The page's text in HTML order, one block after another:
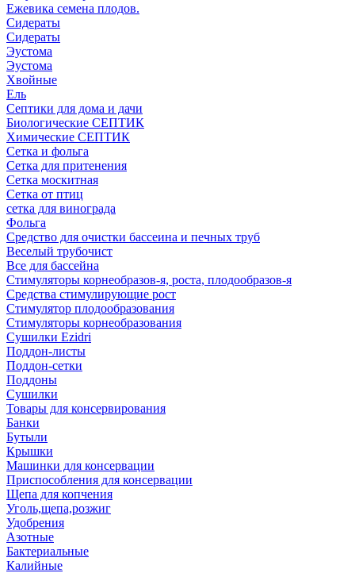
Ежевика семена плодов.
Сидераты
Сидераты
Эустома
Эустома
Хвойные
Ель
Септики для дома и дачи
Биологические СЕПТИК
Химические СЕПТИК
Сетка и фольга
Сетка для притенения
Сетка москитная
Сетка от птиц
сетка для винограда
Фольга
Средство для очистки бассеина и печных труб
Веселый трубочист
Все для бассейна
Стимуляторы корнеобразов-я, роста, плодообразов-я
Средства стимулирующие рост
Стимулятор плодообразования
Стимуляторы корнеобразования
Сушилки Ezidri
Поддон-листы
Поддон-сетки
Поддоны
Сушилки
Товары для консервирования
Банки
Бутыли
Крышки
Машинки для консервации
Приспособления для консервации
Щепа для копчения
Уголь,щепа,розжиг
Удобрения
Азотные
Бактериальные
Калийные